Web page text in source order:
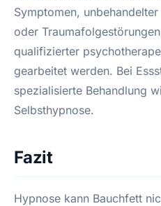
Symptomen,
oder
qualifizierter
gearbeitet werden. Bei
spezialisierte Behandlung
Selbsthypnose.
Fazit
Hypnose kann Bauchfett